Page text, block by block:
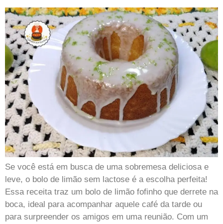
Se você está em busca de uma sobremesa deliciosa e
leve, o bolo de limão sem lactose é a escolha perfeita!
Essa receita traz um bolo de limão fofinho que derrete na
boca, ideal para acompanhar aquele café da tarde ou
para surpreender os amigos em uma reunião. Com um